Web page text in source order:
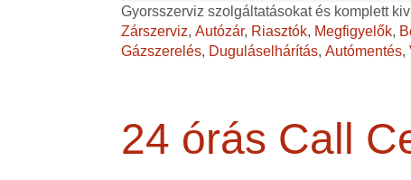
Gyorsszerviz szolgáltatásokat és komplett
Zárszerviz,Autózár, Riasztók, Megfigyelők,
Gázszerelés, Duguláselhárítás,Autómentés,
24 órás Call